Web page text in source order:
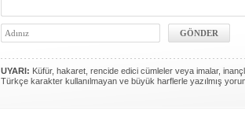
UYARI: Küfür, hakaret, rencide edici cümleler veya imalar,
Türkçe karakter kullanılmayan ve büyük harflerle yazılmış